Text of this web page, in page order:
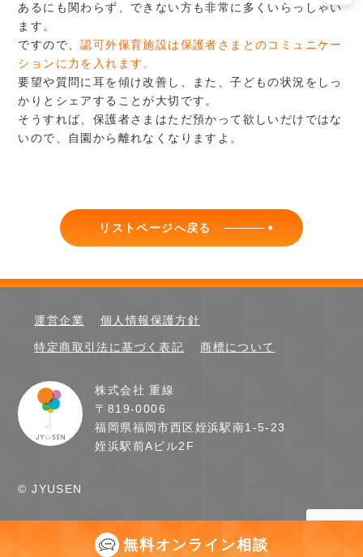
よくある質問
あるにも関わらず、できない方も非常に多くいらっしゃい
ます。
ですので、認可外保育施設は保護者さまとのコミュニケー
ションに力を入れます。
要望や質問に耳を傾け改善し、また、子どもの状況をしっ
かりとシェアすることが大切です。
そうすれば、保護者さまはただ預かって欲しいだけではな
いので、自園から離れなくなりますよ。
リストページへ戻る
無料オンライン相談
運営企業 個人情報保護方針
特定商取引法に基づく表記 商標について
株式会社 重線
〒819-0006
福岡県福岡市西区姪浜駅南1-5-23
姪浜駅前Aビル2F
© JYUSEN